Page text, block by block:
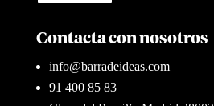
Contacta con nosotros
info@barradeideas.com
91 400 85 83